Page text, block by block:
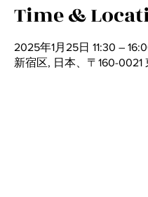
Time &
2025年1月25日 11:30 –
新宿区, 日本、〒160-